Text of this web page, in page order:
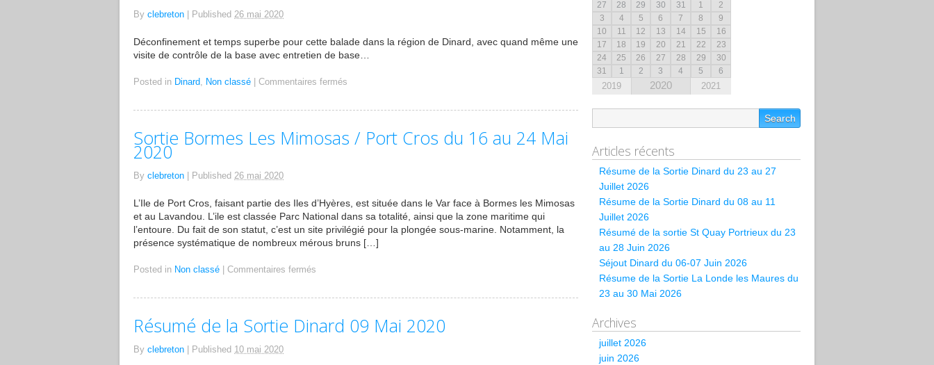
By clebreton Published 26 mai 2020
Déconfinement et temps superbe pour cette balade dans la région de Dinard, avec quand même une
visite de contrôle de la base avec entretien de base…
Posted in Dinard, Non classé Commentaires fermés
Sortie Bormes Les Mimosas / Port Cros du 16 au 24 Mai
2020
By clebreton Published 26 mai 2020
L’Ile de Port Cros, faisant partie des Iles d’Hyères, est située dans le Var face à Bormes les Mimosas
et au Lavandou. L’ile est classée Parc National dans sa totalité, ainsi que la zone maritime qui
l’entoure. Du fait de son statut, c’est un site privilégié pour la plongée sous-marine. Notamment, la
présence systématique de nombreux mérous bruns […]
Posted in Non classé Commentaires fermés
Résumé de la Sortie Dinard 09 Mai 2020
By clebreton Published 10 mai 2020
27
28 29 30 31 1
2
3
4 5 6 7 8
9
10
11 12 13 14 15
16
17
18 19 20 21 22
23
24
25 26 27 28 29
30
31
1 2 3 4 5 6
2019 2020 2021
Articles récents
Résume de la Sortie Dinard du 23 au 27
Juillet 2026
Résume de la Sortie Dinard du 08 au 11
Juillet 2026
Résumé de la sortie St Quay Portrieux du 23
au 28 Juin 2026
Séjout Dinard du 06-07 Juin 2026
Résume de la Sortie La Londe les Maures du
23 au 30 Mai 2026
Archives
juillet 2026
juin 2026